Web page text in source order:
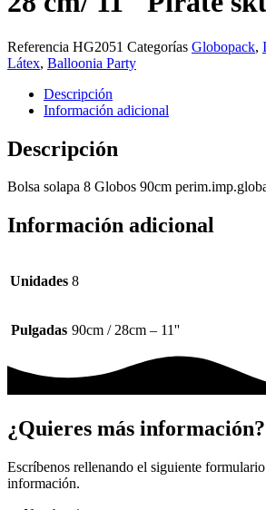
Referencia HG2051 Categorías Globopack,
Látex, Balloonia Party
Descripción
Información adicional
Descripción
Bolsa solapa 8 Globos 90cm
Información adicional
Unidades 8
Pulgadas 90cm / 28cm – 11''
¿Quieres más información?
Escríbenos rellenando el siguiente
información.